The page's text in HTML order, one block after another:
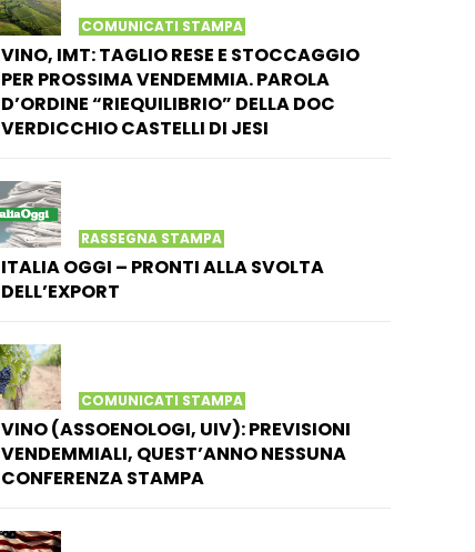
COMUNICATI STAMPA
VINO, IMT: TAGLIO RESE E STOCCAGGIO
PER PROSSIMA VENDEMMIA. PAROLA
D’ORDINE “RIEQUILIBRIO” DELLA DOC
VERDICCHIO CASTELLI DI JESI
RASSEGNA STAMPA
ITALIA OGGI – PRONTI ALLA SVOLTA
DELL’EXPORT
COMUNICATI STAMPA
VINO (ASSOENOLOGI, UIV): PREVISIONI
VENDEMMIALI, QUEST’ANNO NESSUNA
CONFERENZA STAMPA